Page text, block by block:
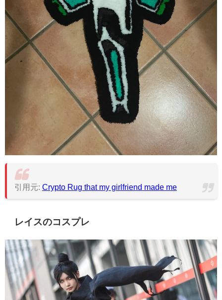
引用元: Crypto Rug that my girlfriend made me
レイスのコスプレ